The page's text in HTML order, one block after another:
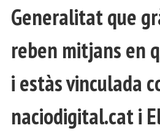
Generalitat que
reben mitjans en
i estàs vinculada
naciodigital.cat i